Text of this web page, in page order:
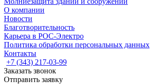
О компании
Новости
Благотворительность
Карьера в РОС-Электро
Политика обработки персональных данных
Контакты
+7 (343) 217-03-99
Заказать звонок
Отправить заявку